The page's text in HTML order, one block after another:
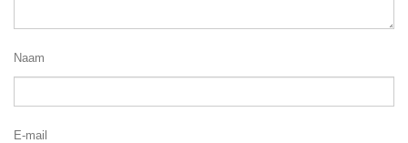
Naam
E-mail